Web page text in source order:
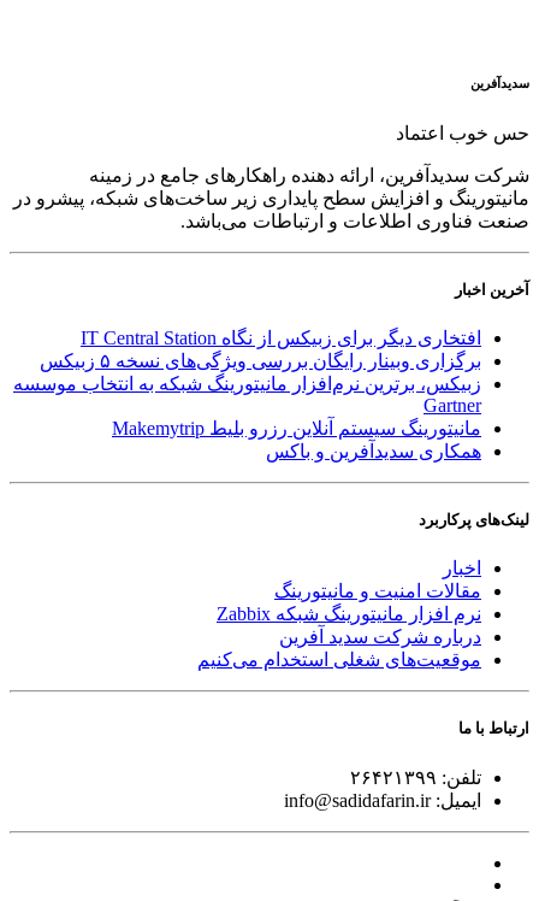
سدید‌آفرین
حس خوب اعتماد
شرکت سدید‌آفرین، ارائه دهنده راهکارهای جامع در زمینه
مانیتورینگ و افزایش سطح پایداری زیر ساخت‌های شبکه، پیشرو در
صنعت فناوری اطلاعات و ارتباطات می‌باشد.
آخرین اخبار
افتخاری دیگر برای زبیکس از نگاه IT Central Station
برگزاری وبینار رایگان بررسی ویژگی‌های نسخه ۵ زبیکس
زبیکس، برترین نرم‌افزار مانیتورینگ شبکه به انتخاب موسسه
Gartner
مانیتورینگ سیستم آنلاین رزرو بلیط Makemytrip
همکاری سدیدآفرین و باکس
لینک‌های پر‌کاربرد
اخبار
مقالات امنیت و مانیتورینگ
نرم افزار مانیتورینگ شبکه Zabbix
درباره شرکت سدید آفرین
موقعیت‌های شغلی استخدام ‌می‌کنیم
ارتباط با ما
تلفن: ۲۶۴۲۱۳۹۹
ایمیل:info@sadidafarin.ir